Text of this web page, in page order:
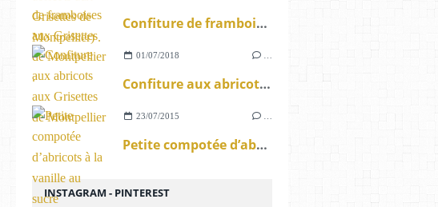
Confiture de framboises aux Grisettes de Montpellier .
01/07/2018
Confiture aux abricots aux Grisettes de Montpellier
23/07/2015
Petite compotée d’abricots à la vanille au sucre Muscovado .
INSTAGRAM - PINTEREST